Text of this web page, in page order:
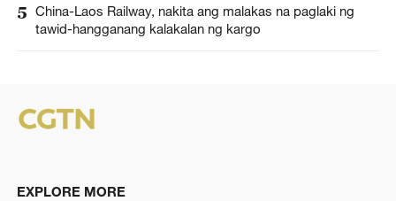
5 China-Laos Railway, nakita ang malakas na paglaki ng
tawid-hangganang kalakalan ng kargo
EXPLORE MORE